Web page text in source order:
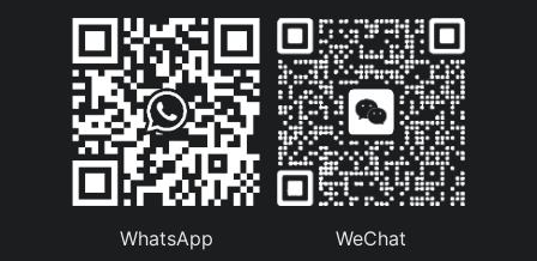
WhatsApp WeChat